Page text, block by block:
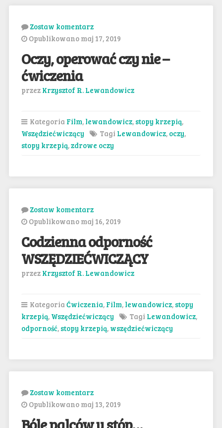
Zostaw komentarz
Opublikowano maj 17, 2019
Oczy, operować czy nie –
ćwiczenia
przez Krzysztof R. Lewandowicz
Kategoria Film, lewandowicz, stopy krzepią,
Wszędziećwiczący
Tagi Lewandowicz, oczy,
stopy krzepią,zdrowe oczy
Zostaw komentarz
Opublikowano maj 16, 2019
Codzienna odporność
WSZĘDZIEĆWICZĄCY
przez Krzysztof R. Lewandowicz
Kategoria Ćwiczenia, Film, lewandowicz, stopy
krzepią, Wszędziećwiczący Tagi Lewandowicz,
odporność, stopy krzepią, wszędziećwiczący
Zostaw komentarz
Opublikowano maj 13, 2019